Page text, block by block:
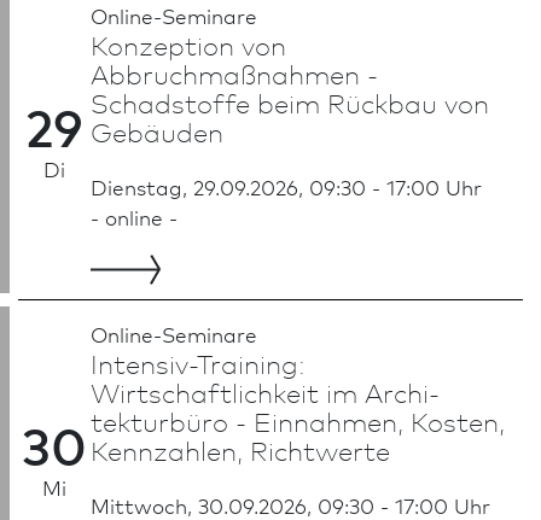
29
Di
Online-Seminare
Konzeption von
Abbruchmaßnahmen -
Schadstoffe beim Rückbau von
Gebäuden
Dienstag, 29.09.2026, 09:30 - 17:00 Uhr
- online -
30
Mi
Online-Seminare
Intensiv-Training:
Wirtschaftlichkeit im Archi­
tekturbüro - Einnahmen, Kosten,
Kennzahlen, Richtwerte
Mittwoch, 30.09.2026, 09:30 - 17:00 Uhr